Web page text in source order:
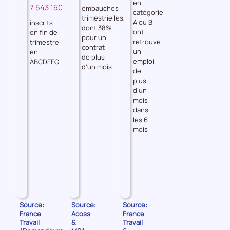
d'emploi
FRANCE
7 543 150
inscrits
en fin de
trimestre
en
ABCDEFG
Source:
France
Travail
embauches
trimestrielles,
dont 38%
pour un
contrat
de plus
d'un mois
Source:
Acoss
&
en
catégorie
A ou B
ont
retrouvé
un
emploi
de
plus
d’un
mois
dans
les 6
mois
Source:
France
Travail